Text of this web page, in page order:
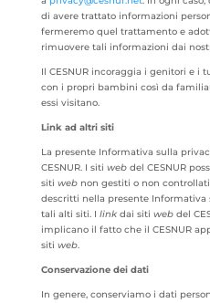
di avere trattato informazioni
fermeremo quel trattamento e
rimuovere tali informazioni dai
Il CESNUR incoraggia i genitori e i
con i propri bambini così da
essi visitano.
Link ad altri siti
La presente Informativa sulla
CESNUR. I siti webdel CESNUR
siti webnon gestiti o non controllati
descritti nella presente Informativa
tali alti siti. I linkdai siti webdel
implicano il fatto che il CESNUR
siti web.
Conservazione dei dati
In genere, conserviamo i dati